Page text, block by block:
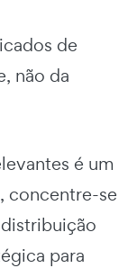
de
não da
é um
concentre-se
para